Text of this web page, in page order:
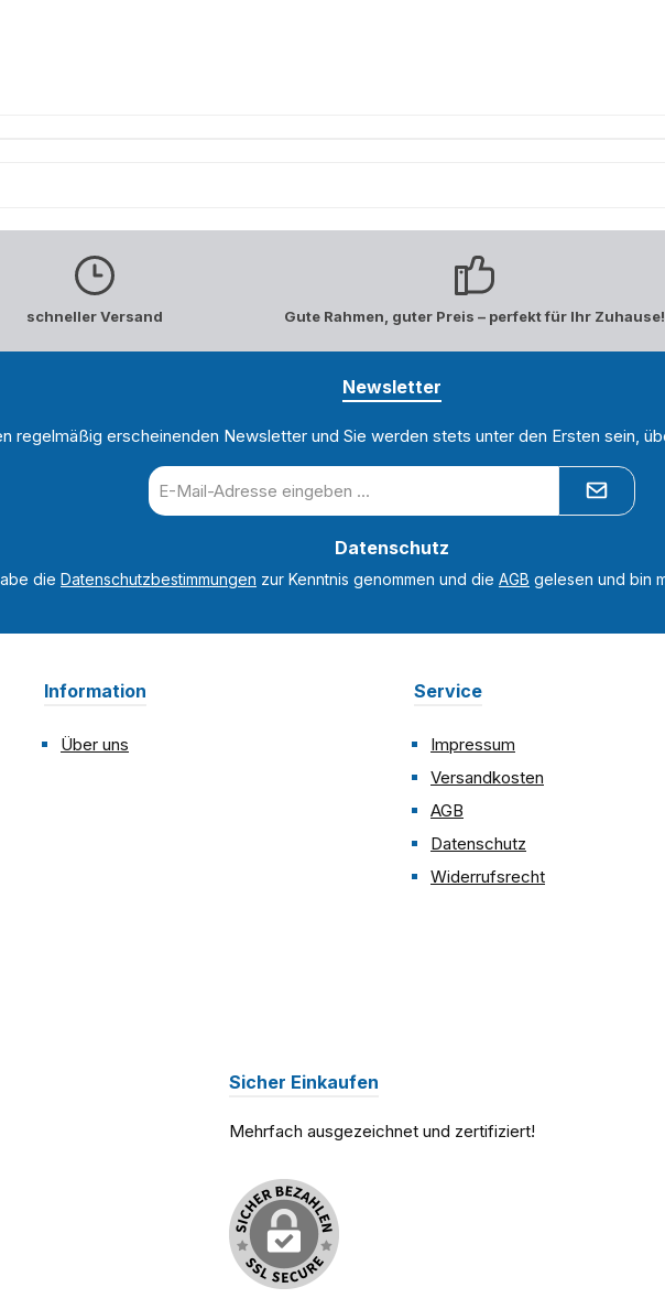
schneller Versand Gute Rahmen, guter Preis – perfekt für Ihr Zuhause!
Newsletter
regelmäßig erscheinenden Newsletter und Sie werden stets unter den Ersten sein,
E-
Mail-
Datenschutz
die Datenschutzbestimmungen zur Kenntnis genommen und die AGB gelesen und bin
Information
Über uns
Service
Impressum
Versandkosten
AGB
Datenschutz
Widerrufsrecht
Sicher Einkaufen
Mehrfach ausgezeichnet und zertifiziert!